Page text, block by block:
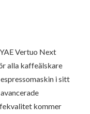
Vertuo Next
alla kaffeälskare
i sitt
kommer